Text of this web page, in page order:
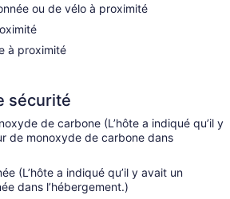
ou de vélo à proximité
à proximité
sécurité
de carbone (L’hôte a indiqué qu’il y
de monoxyde de carbone dans
(L’hôte a indiqué qu’il y avait un
dans l’hébergement.)